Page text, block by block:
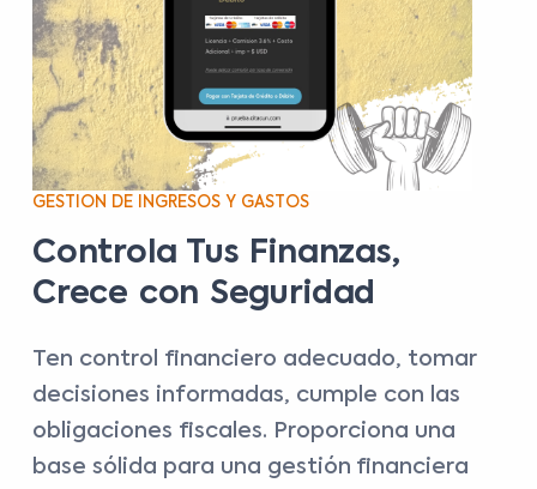
GESTION DE INGRESOS Y GASTOS
Controla Tus Finanzas,
Crece con Seguridad
Ten control financiero adecuado, tomar
decisiones informadas, cumple con las
obligaciones fiscales. Proporciona una
base sólida para una gestión financiera